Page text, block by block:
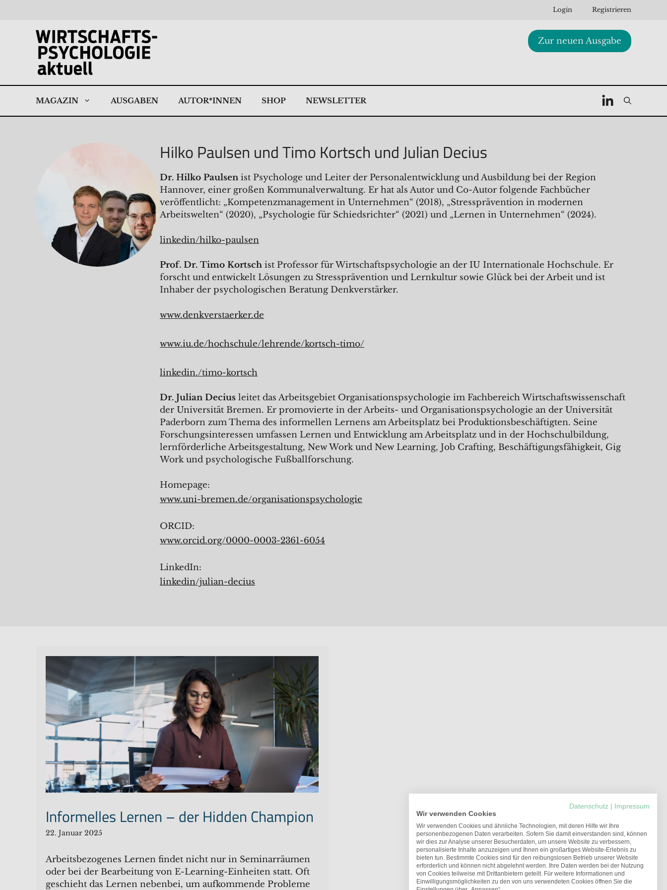
springen
Login Registrieren
Zur neuen Ausgabe
MAGAZIN AUSGABEN AUTOR*INNEN SHOP NEWSLETTER
Hilko Paulsen und Timo Kortsch und Julian Decius
Dr. Hilko Paulsen ist Psychologe und Leiter der Personalentwicklung und Ausbildung bei der Region
Hannover, einer großen Kommunalverwaltung. Er hat als Autor und Co-Autor folgende Fachbücher
veröffentlicht: „Kompetenzmanagement in Unternehmen“ (2018), „Stressprävention in modernen
Arbeitswelten“ (2020), „Psychologie für Schiedsrichter“ (2021) und „Lernen in Unternehmen“ (2024).
linkedin/hilko-paulsen
Prof. Dr. Timo Kortsch ist Professor für Wirtschaftspsychologie an der IU Internationale Hochschule. Er
forscht und entwickelt Lösungen zu Stressprävention und Lernkultur sowie Glück bei der Arbeit und ist
Inhaber der psychologischen Beratung Denkverstärker.
www.denkverstaerker.de
www.iu.de/hochschule/lehrende/kortsch-timo/
linkedin./timo-kortsch
Dr. Julian Decius leitet das Arbeitsgebiet Organisationspsychologie im Fachbereich Wirtschaftswissenschaft
der Universität Bremen. Er promovierte in der Arbeits- und Organisationspsychologie an der Universität
Paderborn zum Thema des informellen Lernens am Arbeitsplatz bei Produktionsbeschäftigten. Seine
Forschungsinteressen umfassen Lernen und Entwicklung am Arbeitsplatz und in der Hochschulbildung,
lernförderliche Arbeitsgestaltung, New Work und New Learning, Job Crafting, Beschäftigungsfähigkeit, Gig
Work und psychologische Fußballforschung.
Homepage:
www.uni-bremen.de/organisationspsychologie
ORCID:
www.orcid.org/0000-0003-2361-6054
LinkedIn:
linkedin/julian-decius
Informelles Lernen – der Hidden Champion
22. Januar 2025
Arbeitsbezogenes Lernen findet nicht nur in Seminarräumen
oder bei der Bearbeitung von E-Learning-Einheiten statt. Oft
geschieht das Lernen nebenbei, um aufkommende Probleme
Datenschutz
Impressum
Wir verwenden Cookies
Wir verwenden Cookies und ähnliche Technologien, mit deren Hilfe wir Ihre
personenbezogenen Daten verarbeiten. Sofern Sie damit einverstanden sind, können
wir dies zur Analyse unserer Besucherdaten, um unsere Website zu verbessern,
personalisierte Inhalte anzuzeigen und Ihnen ein großartiges Website-Erlebnis zu
bieten tun. Bestimmte Cookies sind für den reibungslosen Betrieb unserer Website
erforderlich und können nicht abgelehnt werden. Ihre Daten werden bei der Nutzung
von Cookies teilweise mit Drittanbietern geteilt. Für weitere Informationen und
Einwilligungsmöglichkeiten zu den von uns verwendeten Cookies öffnen Sie die